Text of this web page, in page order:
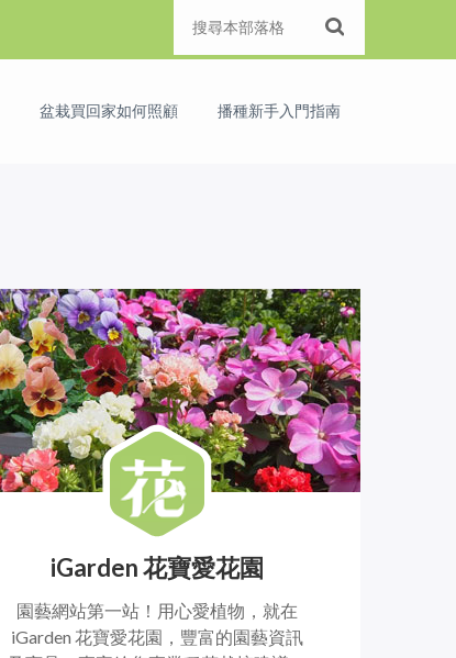
盆栽買回家如何照顧 播種新手入門指南
iGarden 花寶愛花園
園藝網站第一站！用心愛植物，就在
iGarden 花寶愛花園，豐富的園藝資訊